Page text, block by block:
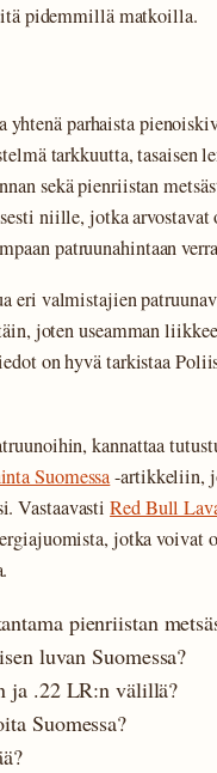
pidemmillä matkoilla.
parhaista
tarkkuutta, tasaisen
sekä pienriistan
niille, jotka arvostavat
patruunahintaan
eri valmistajien
joten useamman
on hyvä tarkistaa
kannattaa
Suomessa-artikkeliin,
VastaavastiRed Bull
jotka voivat
pienriistan
luvan Suomessa?
ja .22 LR:n välillä?
Suomessa?